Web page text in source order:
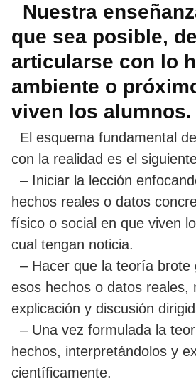
Nuestra
que sea posible,
articularse con lo
ambiente o
viven los alumnos.
El esquema fundamental
con la realidad es el
– Iniciar la lección
hechos reales o datos
físico o social en que viven
cual tengan noticia.
– Hacer que la teoría brote
esos hechos o datos reales,
explicación y discusión
– Una vez formulada la
hechos, interpretándolos y
científicamente.